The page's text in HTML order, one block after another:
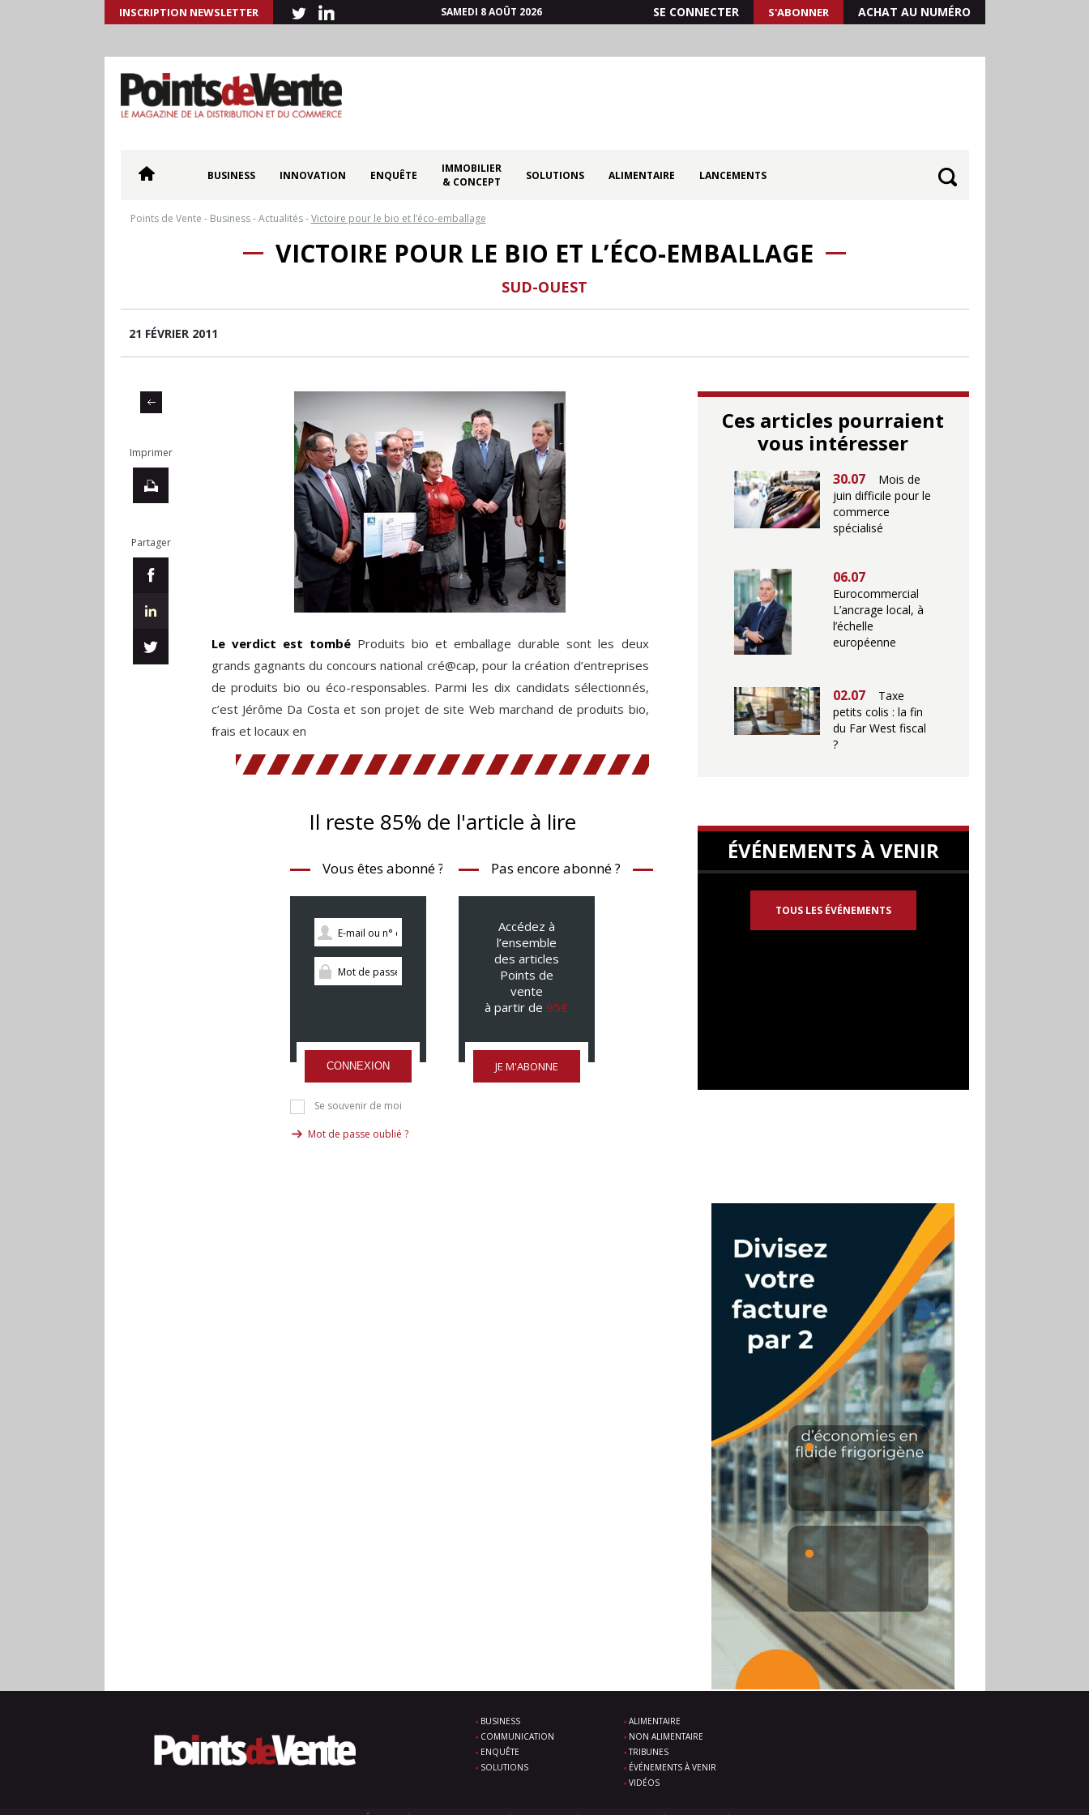
INSCRIPTION NEWSLETTER SAMEDI 8 AOÛT 2026 SE CONNECTER S'ABONNER ACHAT AU NUMÉRO
BUSINESS INNOVATION ENQUÊTE
IMMOBILIER
& CONCEPT
SOLUTIONS ALIMENTAIRE LANCEMENTS
Points de Vente - Business-Actualités-Victoire pour le bio et l’éco-emballage
VICTOIRE POUR LE BIO ET L’ÉCO-EMBALLAGE
SUD-OUEST
21 FÉVRIER 2011
Imprimer
Partager
Le verdict est tombé Produits bio et emballage durable sont les deux
grands gagnants du concours national cré@cap, pour la création d’entreprises
de produits bio ou éco-responsables. Parmi les dix candidats sélectionnés,
c’est Jérôme Da Costa et son projet de site Web marchand de produits bio,
frais et locaux en
Il reste 85% de l'article à lire
Vous êtes abonné ?
CONNEXION
Se souvenir de moi
Mot de passe oublié ?
Pas encore abonné ?
Accédez à
l’ensemble
des articles
Points de
vente
à partir de 95€
JE M'ABONNE
Ces articles pourraient
vous intéresser
30.07
Mois de
juin difficile pour le
commerce
spécialisé
06.07
Eurocommercial
L’ancrage local, à
l’échelle
européenne
02.07
Taxe
petits colis : la fin
du Far West fiscal
?
ÉVÉNEMENTS À VENIR
TOUS LES ÉVÉNEMENTS
BUSINESS
COMMUNICATION
ENQUÊTE
SOLUTIONS
ALIMENTAIRE
NON ALIMENTAIRE
TRIBUNES
ÉVÉNEMENTS À VENIR
VIDÉOS